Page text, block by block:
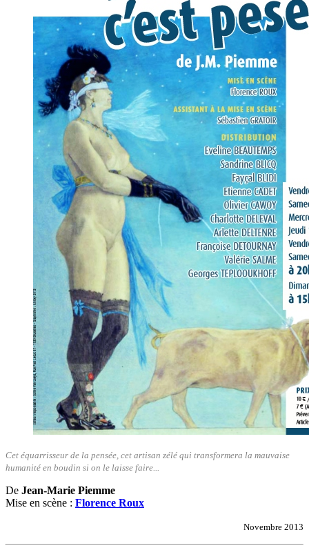
Cet équarrisseur de la pensée, cet artisan zélé qui transformera la mauvaise
humanité en boudin si on le laisse faire...
De Jean-Marie Piemme
Mise en scène : Florence Roux
Novembre 2013